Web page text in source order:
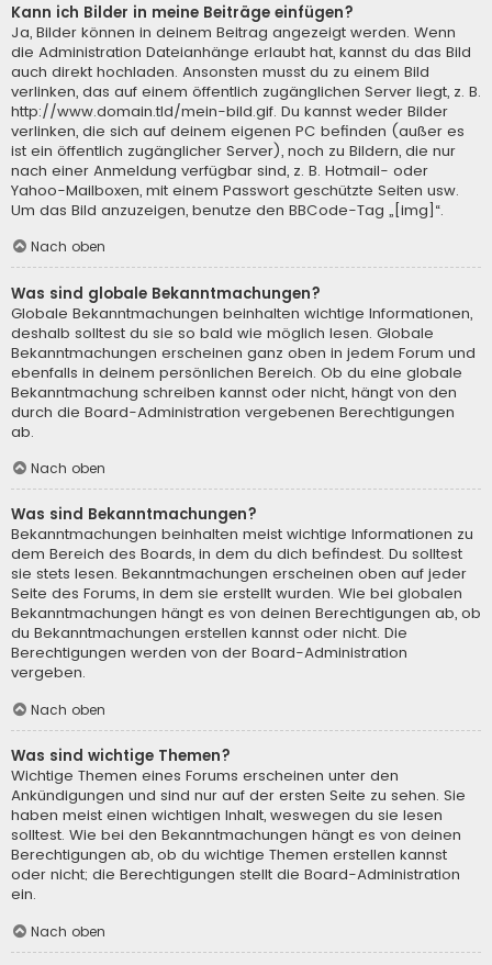
Kann ich Bilder in meine Beiträge einfügen?
Ja, Bilder können in deinem Beitrag angezeigt werden. Wenn
die Administration Dateianhänge erlaubt hat, kannst du das Bild
auch direkt hochladen. Ansonsten musst du zu einem Bild
verlinken, das auf einem öffentlich zugänglichen Server liegt, z. B.
http://www.domain.tld/mein-bild.gif. Du kannst weder Bilder
verlinken, die sich auf deinem eigenen PC befinden (außer es
ist ein öffentlich zugänglicher Server), noch zu Bildern, die nur
nach einer Anmeldung verfügbar sind, z. B. Hotmail- oder
Yahoo-Mailboxen, mit einem Passwort geschützte Seiten usw.
Um das Bild anzuzeigen, benutze den BBCode-Tag „[img]“.
Nach oben
Was sind globale Bekanntmachungen?
Globale Bekanntmachungen beinhalten wichtige Informationen,
deshalb solltest du sie so bald wie möglich lesen. Globale
Bekanntmachungen erscheinen ganz oben in jedem Forum und
ebenfalls in deinem persönlichen Bereich. Ob du eine globale
Bekanntmachung schreiben kannst oder nicht, hängt von den
durch die Board-Administration vergebenen Berechtigungen
ab.
Nach oben
Was sind Bekanntmachungen?
Bekanntmachungen beinhalten meist wichtige Informationen zu
dem Bereich des Boards, in dem du dich befindest. Du solltest
sie stets lesen. Bekanntmachungen erscheinen oben auf jeder
Seite des Forums, in dem sie erstellt wurden. Wie bei globalen
Bekanntmachungen hängt es von deinen Berechtigungen ab, ob
du Bekanntmachungen erstellen kannst oder nicht. Die
Berechtigungen werden von der Board-Administration
vergeben.
Nach oben
Was sind wichtige Themen?
Wichtige Themen eines Forums erscheinen unter den
Ankündigungen und sind nur auf der ersten Seite zu sehen. Sie
haben meist einen wichtigen Inhalt, weswegen du sie lesen
solltest. Wie bei den Bekanntmachungen hängt es von deinen
Berechtigungen ab, ob du wichtige Themen erstellen kannst
oder nicht; die Berechtigungen stellt die Board-Administration
ein.
Nach oben